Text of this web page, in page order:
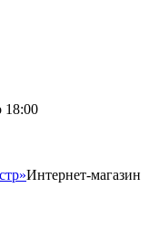
18:00
Интернет-магазин